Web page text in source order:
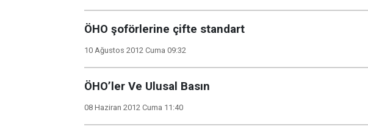
ÖHO şoförlerine çifte standart
10 Ağustos 2012 Cuma 09:32
ÖHO’ler Ve Ulusal Basın
08 Haziran 2012 Cuma 11:40